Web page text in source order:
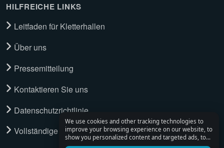
We use cookies and other tracking technologies to
improve your browsing experience on our website, to
show you personalized content and targeted ads, to
analyze our website traffic, and to understand where
HILFREICHE LINKS
Leitfaden für Kletterhallen
Über uns
Pressemitteilung
Kontaktieren Sie uns
Datenschutzrichtlinie
Vollständige Tour ansehen